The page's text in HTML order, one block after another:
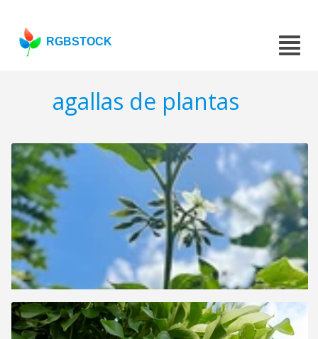
RGBSTOCK
agallas de plantas